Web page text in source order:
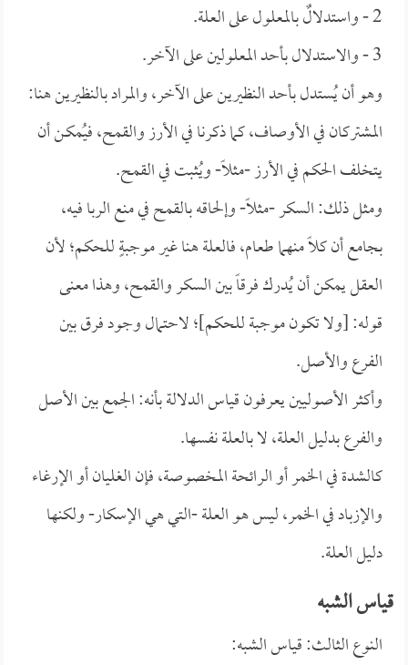
2 - واستدلالٌ بالمعلول على العلة.
3 - والاستدلال بأحد المعلولين على الآخر.
وهو أن يُستدل بأحد النظيرين على الآخر، والمراد بالنظيرين هنا:
المشتركان في الأوصاف، كما ذكرنا في الأرز والقمح، فيُمكـن أن
يتخلف الحكم في الأرز -مثلاً- ويُثبت في القمح.
ومثل ذلك: السكر -مثلاً- وإلحاقه بالقمح في منع الربا فيه،
بجامع أن كلاً منهما طعام، فالعلة هنا غير موجبةٍ للحكم؛ لأن
العقل يمكن أن يُدرك فرقاً بين السكر والقمح، وهذا معنى
قوله: [ولا تكون موجبة للحكم]؛ لاحتمال وجود فرق بين
الفرع والأصل.
وأكثر الأصوليين يعرفون قياس الدلالة بأنه: الجمع بين الأصل
والفرع بدليل العلة، لا بالعلة نفسها.
كالشدة في الخمر أو الرائحة المخصوصة، فإن الغليان أو الإرغاء
والإزباد في الخمر، ليس هو العلة -التي هي الإسكار- ولكنها
دليل العلة.
قياس الشبه
النوع الثالث: قياس الشبه: